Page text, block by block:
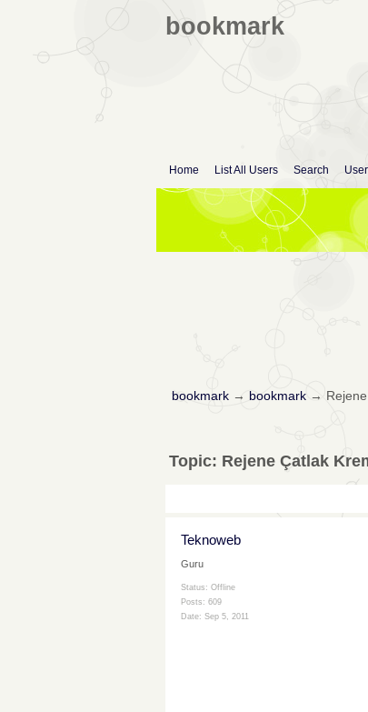
bookmark
Home List All Users Search
bookmark→ bookmark→
Topic: Rejene Çatlak
Teknoweb
Guru
Status: Offline
Posts: 609
Date: Sep 5, 2011